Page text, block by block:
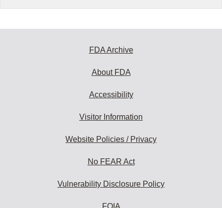
FDA Archive
About FDA
Accessibility
Visitor Information
Website Policies / Privacy
No FEAR Act
Vulnerability Disclosure Policy
FOIA